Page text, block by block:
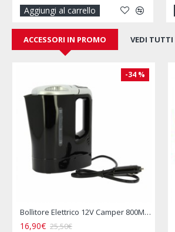
Aggiungi al carrello
ACCESSORI IN PROMO VEDI TUTTI
Centrale Elettrica EZA Power-e 1200 Watt
699,00€